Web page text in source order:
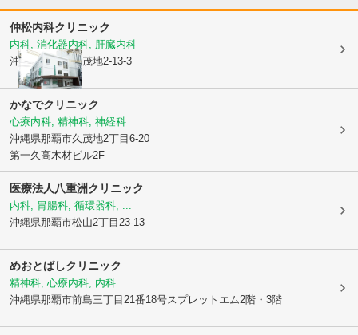
仲松内科クリニック
内科, 消化器内科, 肝臓内科
沖縄県那覇市久茂地2-13-3
かなでクリニック
心療内科, 精神科, 神経科
沖縄県那覇市久茂地2丁目6-20
第一久高木材ビル2F
医療法人 八重洲クリニック
内科, 胃腸科, 循環器科, ...
沖縄県那覇市松山2丁目23-13
めおとばしクリニック
精神科, 心療内科, 内科
沖縄県那覇市前島三丁目21番18号スプレットエム2階・3階